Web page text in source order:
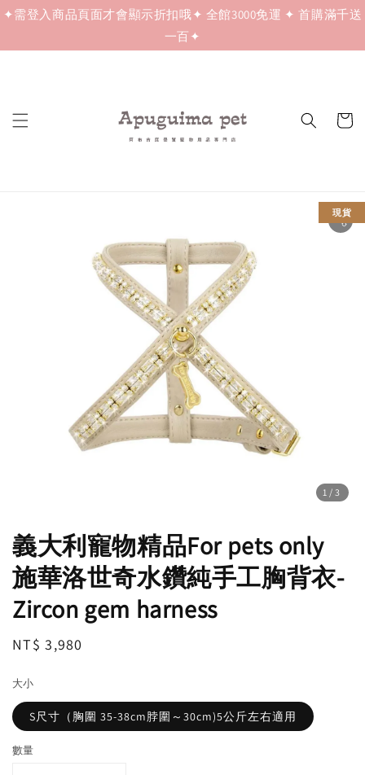
✦需登入商品頁面才會顯示折扣哦✦ 全館3000免運 ✦ 首購滿千送
一百✦
1 /3
現貨
義大利寵物精品For pets only
施華洛世奇水鑽純手工胸背衣-
Zircon gem harness
Regular
NT$ 3,980
大小
S尺寸（胸圍 35-38cm脖圍～30cm)5公斤左右適用
數量